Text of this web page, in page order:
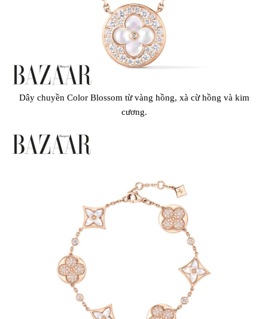
Dây chuyền Color Blossom từ vàng hồng, xà cừ hồng và kim
cương.